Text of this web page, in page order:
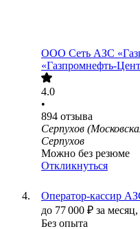
ООО Сеть АЗС
«Газпромнефть-
4.0
•
894 отзыва
Серпухов
Серпухов
Можно без резюме
Откликнуться
Оператор-кассир
до 77 000 ₽ за месяц,
Без опыта